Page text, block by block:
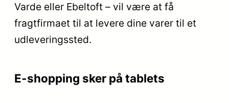
Varde eller Ebeltoft – vil være at få
fragtfirmaet til at levere dine varer til et
udleveringssted.
E-shopping sker på tablets